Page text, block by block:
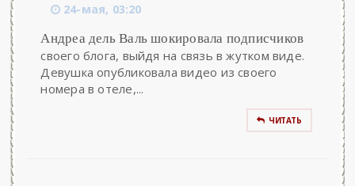
24-мая, 03:20
Андреа дель Валь шокировала подписчиков
своего блога, выйдя на связь в жутком виде.
Девушка опубликовала видео из своего
номера в отеле,...
ЧИТАТЬ